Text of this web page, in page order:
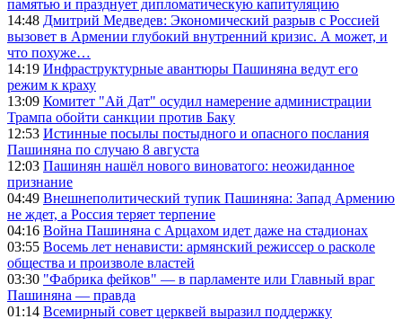
памятью и празднует дипломатическую капитуляцию
14:48 Дмитрий Медведев: Экономический разрыв с Россией
вызовет в Армении глубокий внутренний кризис. А может, и
что похуже…
14:19 Инфраструктурные авантюры Пашиняна ведут его
режим к краху
13:09 Комитет "Ай Дат" осудил намерение администрации
Трампа обойти санкции против Баку
12:53 Истинные посылы постыдного и опасного послания
Пашиняна по случаю 8 августа
12:03 Пашинян нашёл нового виноватого: неожиданное
признание
04:49 Внешнеполитический тупик Пашиняна: Запад Армению
не ждет, а Россия теряет терпение
04:16 Война Пашиняна с Арцахом идет даже на стадионах
03:55 Восемь лет ненависти: армянский режиссер о расколе
общества и произволе властей
03:30 "Фабрика фейков" — в парламенте или Главный враг
Пашиняна — правда
01:14 Всемирный совет церквей выразил поддержку